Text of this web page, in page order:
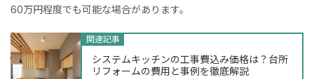
60万円程度でも可能な場合があります。
関連記事
システムキッチンの工事費込み価格は？台所
リフォームの費用と事例を徹底解説